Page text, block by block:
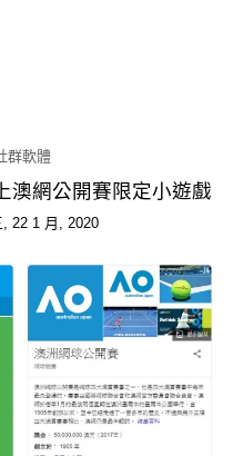
群軟體
澳網公開賽限定小遊戲
, 22 1 月, 2020